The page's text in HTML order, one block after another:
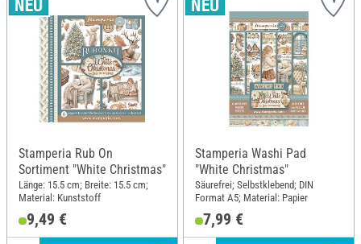
Stamperia Rub On
Sortiment "White Christmas"
Länge: 15.5 cm; Breite: 15.5 cm;
Material: Kunststoff
9,49 €
Stamperia Washi Pad
"White Christmas"
Säurefrei; Selbstklebend; DIN
Format A5; Material: Papier
7,99 €